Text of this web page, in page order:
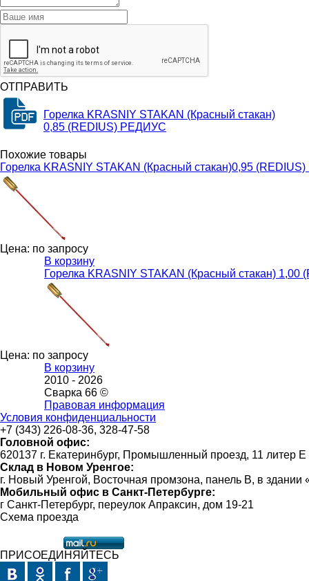
ОТПРАВИТЬ
Горелка KRASNIY STAKAN (Красный стакан)
0,85 (REDIUS) РЕДИУС
Похожие товары
Горелка KRASNIY STAKAN (Красный стакан)0,95
Цена: по запросу
В корзину
Горелка KRASNIY STAKAN (Красный стакан)
Цена: по запросу
В корзину
2010 - 2026
Сварка 66 ©
Правовая информация
Условия конфиденциальности
+7 (343) 226-08-36, 328-47-58
Головной офис:
620137 г. Екатеринбург, Промышленный проезд, 11 литер Е
Склад в Новом Уренгое:
г. Новый Уренгой, Восточная промзона, панель В, в
Мобильный офис в Санкт-Петербурге:
г Санкт-Петербург, переулок Апраксин, дом 19-21
Схема проезда
ПРИСОЕДИНЯЙТЕСЬ